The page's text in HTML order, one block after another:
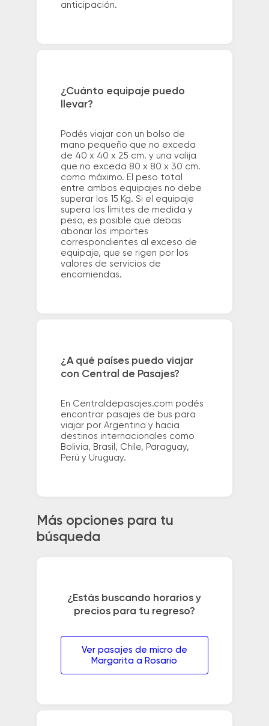
anticipación.
¿Cuánto equipaje puedo
llevar?
Podés viajar con un bolso de
mano pequeño que no exceda
de 40 x 40 x 25 cm. y una valija
que no exceda 80 x 80 x 30 cm.
como máximo. El peso total
entre ambos equipajes no debe
superar los 15 Kg. Si el equipaje
supera los límites de medida y
peso, es posible que debas
abonar los importes
correspondientes al exceso de
equipaje, que se rigen por los
valores de servicios de
encomiendas.
¿A qué países puedo viajar
con Central de Pasajes?
En Centraldepasajes.com podés
encontrar pasajes de bus para
viajar por Argentina y hacia
destinos internacionales como
Bolivia, Brasil, Chile, Paraguay,
Perú y Uruguay.
Más opciones para tu
búsqueda
¿Estás buscando horarios y
precios para tu regreso?
Ver pasajes de micro de
Margarita a Rosario